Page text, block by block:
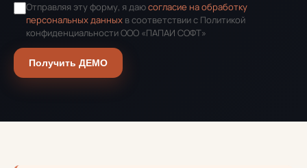
Отправляя эту форму, я даюсогласие на обработку
персональных данных в соответствии с Политикой
конфиденциальности ООО «ПАПАИ СОФТ»
Получить ДЕМО